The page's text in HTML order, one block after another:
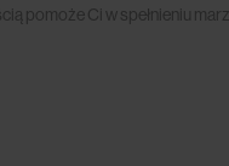
pomoże Ci w spełnieniu